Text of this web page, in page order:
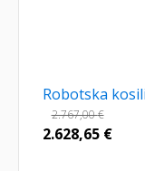
Robotska
2.767,00€
2.628,65 €